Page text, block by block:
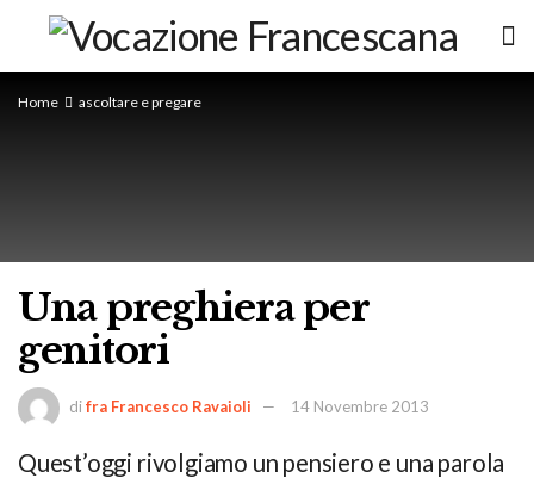
Home ascoltare e pregare
Una preghiera per
genitori
difra Francesco Ravaioli 14 Novembre 2013
Quest’oggi rivolgiamo un pensiero e una parola